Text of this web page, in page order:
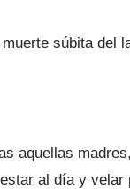
súbita del
aquellas
al día y